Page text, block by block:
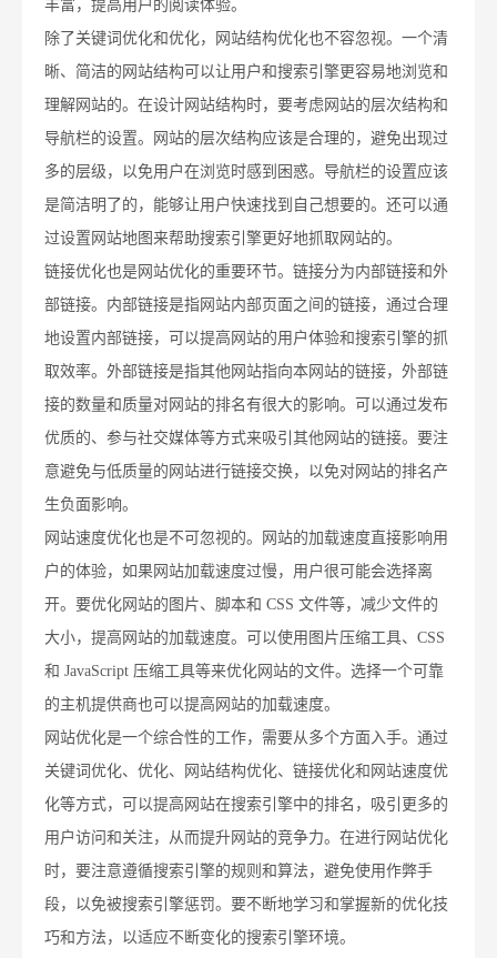
丰富，提高用户的阅读体验。
除了关键词优化和优化，网站结构优化也不容忽视。一个清
晰、简洁的网站结构可以让用户和搜索引擎更容易地浏览和
理解网站的。在设计网站结构时，要考虑网站的层次结构和
导航栏的设置。网站的层次结构应该是合理的，避免出现过
多的层级，以免用户在浏览时感到困惑。导航栏的设置应该
是简洁明了的，能够让用户快速找到自己想要的。还可以通
过设置网站地图来帮助搜索引擎更好地抓取网站的。
链接优化也是网站优化的重要环节。链接分为内部链接和外
部链接。内部链接是指网站内部页面之间的链接，通过合理
地设置内部链接，可以提高网站的用户体验和搜索引擎的抓
取效率。外部链接是指其他网站指向本网站的链接，外部链
接的数量和质量对网站的排名有很大的影响。可以通过发布
优质的、参与社交媒体等方式来吸引其他网站的链接。要注
意避免与低质量的网站进行链接交换，以免对网站的排名产
生负面影响。
网站速度优化也是不可忽视的。网站的加载速度直接影响用
户的体验，如果网站加载速度过慢，用户很可能会选择离
开。要优化网站的图片、脚本和 CSS 文件等，减少文件的
大小，提高网站的加载速度。可以使用图片压缩工具、CSS
和 JavaScript 压缩工具等来优化网站的文件。选择一个可靠
的主机提供商也可以提高网站的加载速度。
网站优化是一个综合性的工作，需要从多个方面入手。通过
关键词优化、优化、网站结构优化、链接优化和网站速度优
化等方式，可以提高网站在搜索引擎中的排名，吸引更多的
用户访问和关注，从而提升网站的竞争力。在进行网站优化
时，要注意遵循搜索引擎的规则和算法，避免使用作弊手
段，以免被搜索引擎惩罚。要不断地学习和掌握新的优化技
巧和方法，以适应不断变化的搜索引擎环境。